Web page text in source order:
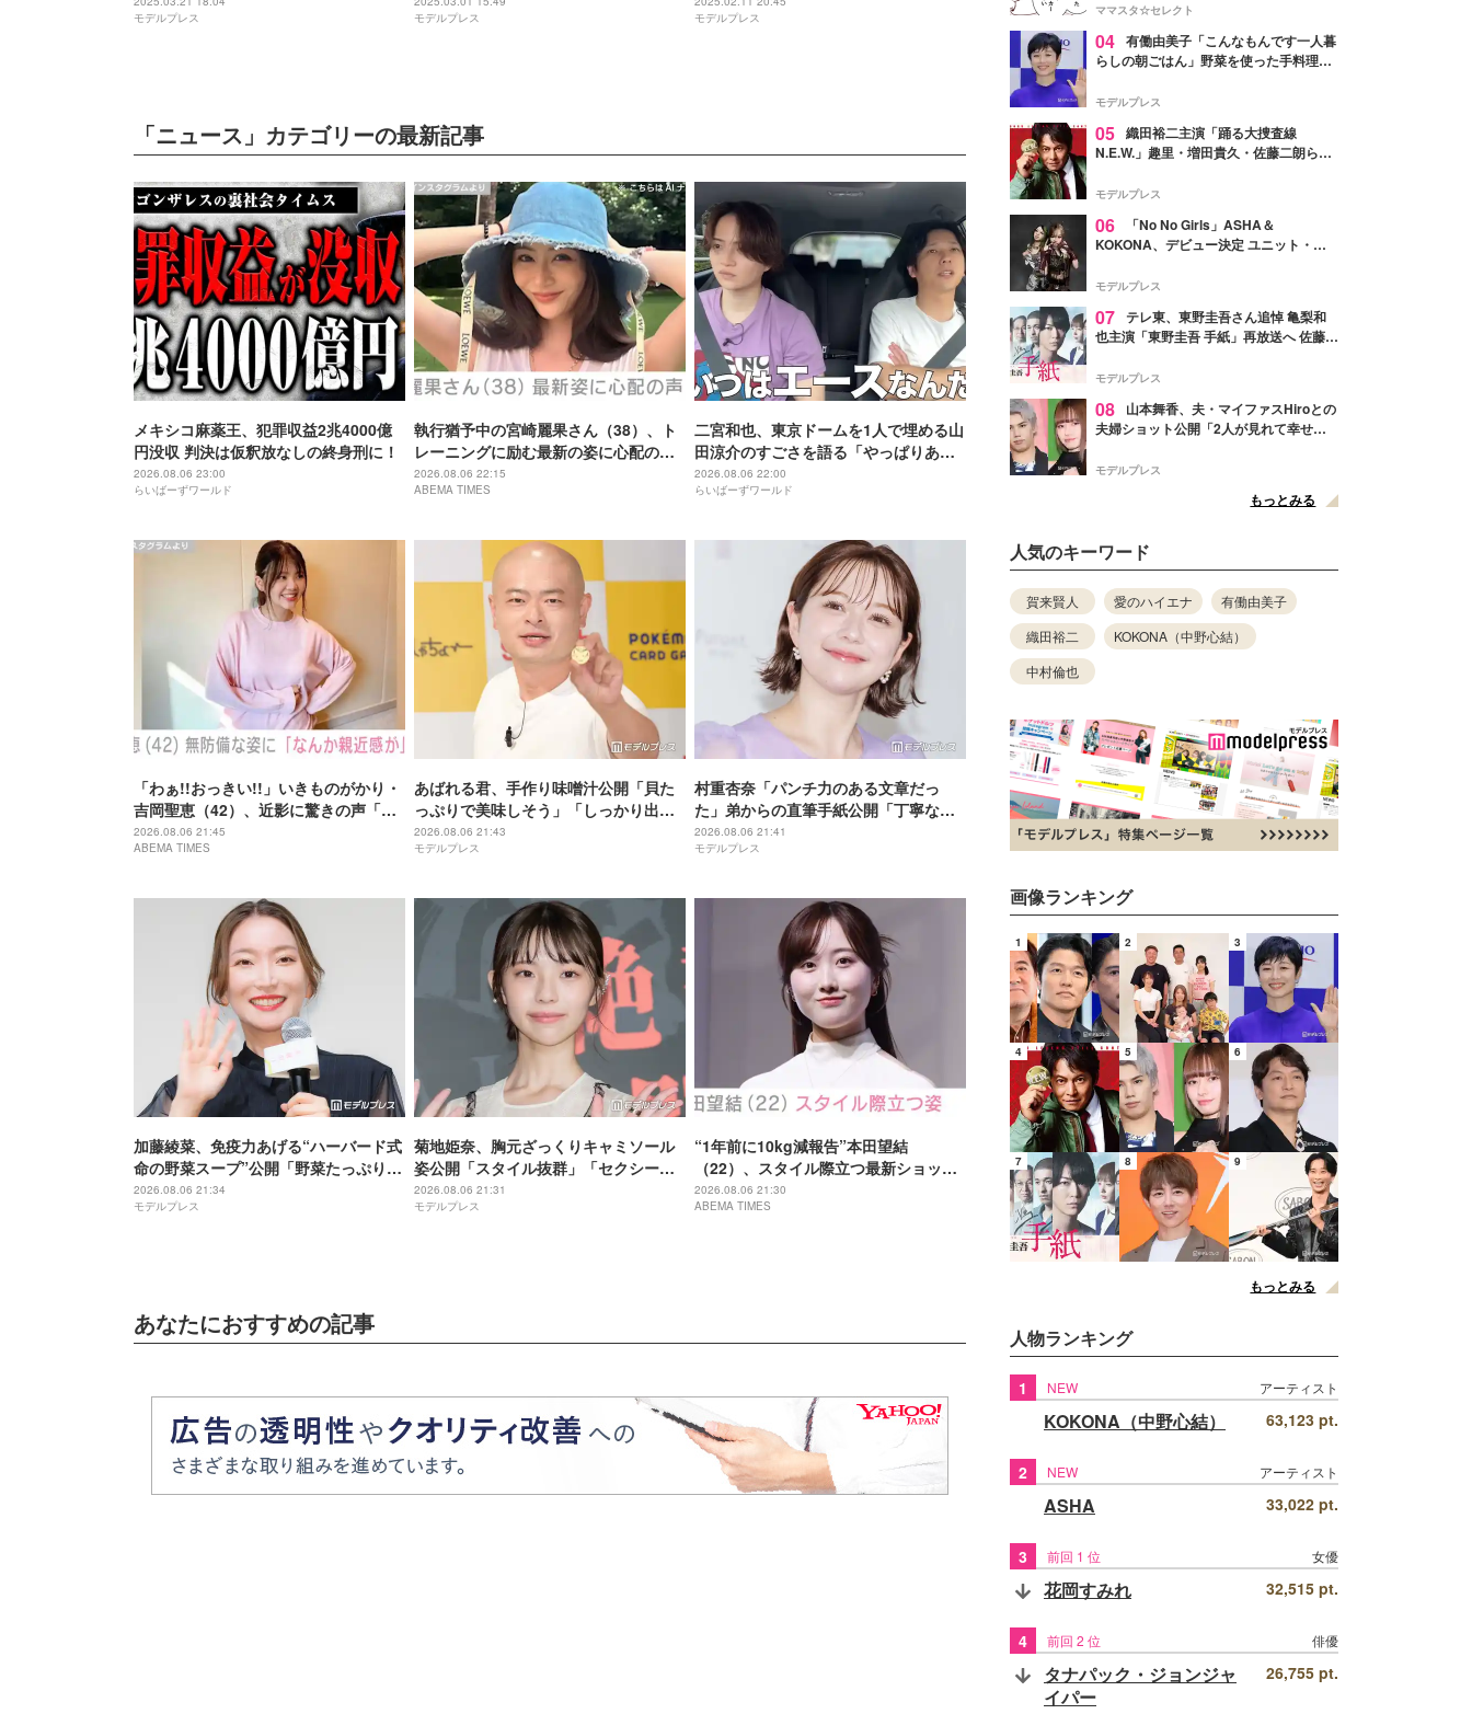
モデルプレス
モデルプレス
魅了【Horipro Actors Live～episode
モデルプレス
「ニュース」カテゴリーの最新記事
メキシコ麻薬王、犯罪収益2兆4000億
円没収 判決は仮釈放なしの終身刑に！
2026.08.06 23:00
らいばーずワールド
執行猶予中の宮崎麗果さん（38）、ト
レーニングに励む最新の姿に心配の声
「痩せ過ぎ」「なんだか痛々しい…」
2026.08.06 22:15
ABEMA TIMES
二宮和也、東京ドームを1人で埋める山
田涼介のすごさを語る「やっぱりあい
つはエース」
2026.08.06 22:00
らいばーずワールド
「わぁ!!おっきい!!」いきものがかり・
吉岡聖恵（42）、近影に驚きの声「な
にこれ…大好き」「なんか親近感が」
2026.08.06 21:45
ABEMA TIMES
あばれる君、手作り味噌汁公開「貝た
っぷりで美味しそう」「しっかり出汁
が出てそう」の声
2026.08.06 21:43
モデルプレス
村重杏奈「パンチ力のある文章だっ
た」弟からの直筆手紙公開「丁寧な
字」「読みやすい」と反響
2026.08.06 21:41
モデルプレス
加藤綾菜、免疫力あげる“ハーバード式
命の野菜スープ”公開「野菜たっぷりで
美味しそう」「栄養満点ですね」と反
響
2026.08.06 21:34
モデルプレス
菊地姫奈、胸元ざっくりキャミソール
姿公開「スタイル抜群」「セクシーす
ぎる」と話題
2026.08.06 21:31
モデルプレス
“1年前に10kg減報告”本田望結
（22）、スタイル際立つ最新ショット
に反響「痩せた？」「ミトちゃんに似
てきた」
2026.08.06 21:30
ABEMA TIMES
あなたにおすすめの記事
ママスタ☆セレクト
04 有働由美子「こんなもんです一人暮
らしの朝ごはん」野菜を使った手料理公
そう」と反響
モデルプレス
05 織田裕二主演「踊る大捜査線
N.E.W.」趣里・増田貴久・佐藤二朗ら新
徴する“謎のキーワード”も
モデルプレス
06
「No No Girls」ASHA＆
KOKONA、デビュー決定 ユニット・
リリースへ
モデルプレス
07 テレ東、東野圭吾さん追悼 亀梨和
也主演「東野圭吾 手紙」再放送へ 佐藤隆
モデルプレス
08
山本舞香、夫・マイファスHiroとの
夫婦ショット公開「2人が見れて幸せ」
モデルプレス
もっとみる
人気のキーワード
賀来賢人 愛のハイエナ
有働由美子
織田裕二
KOKONA（中野心結）
中村倫也
画像ランキング
1 2 3
4 5 6
7 8 9
もっとみる
人物ランキング
1 NEW アーティスト
KOKONA（中野心結） 63,123 pt.
2 NEW アーティスト
ASHA 33,022 pt.
3 前回 1 位 女優
花岡すみれ 32,515 pt.
4 前回 2 位 俳優
タナパック・ジョンジャ
イパー
26,755 pt.